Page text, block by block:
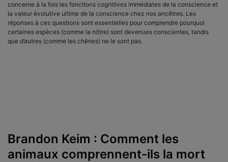
concerne à la fois les fonctions cognitives immédiates de la conscience et
la valeur évolutive ultime de la conscience chez nos ancêtres. Les
réponses à ces questions sont essentielles pour comprendre pourquoi
certaines espèces (comme la nôtre) sont devenues conscientes, tandis
que d’autres (comme les chênes) ne le sont pas.
Brandon Keim : Comment les
animaux comprennent-ils la mort